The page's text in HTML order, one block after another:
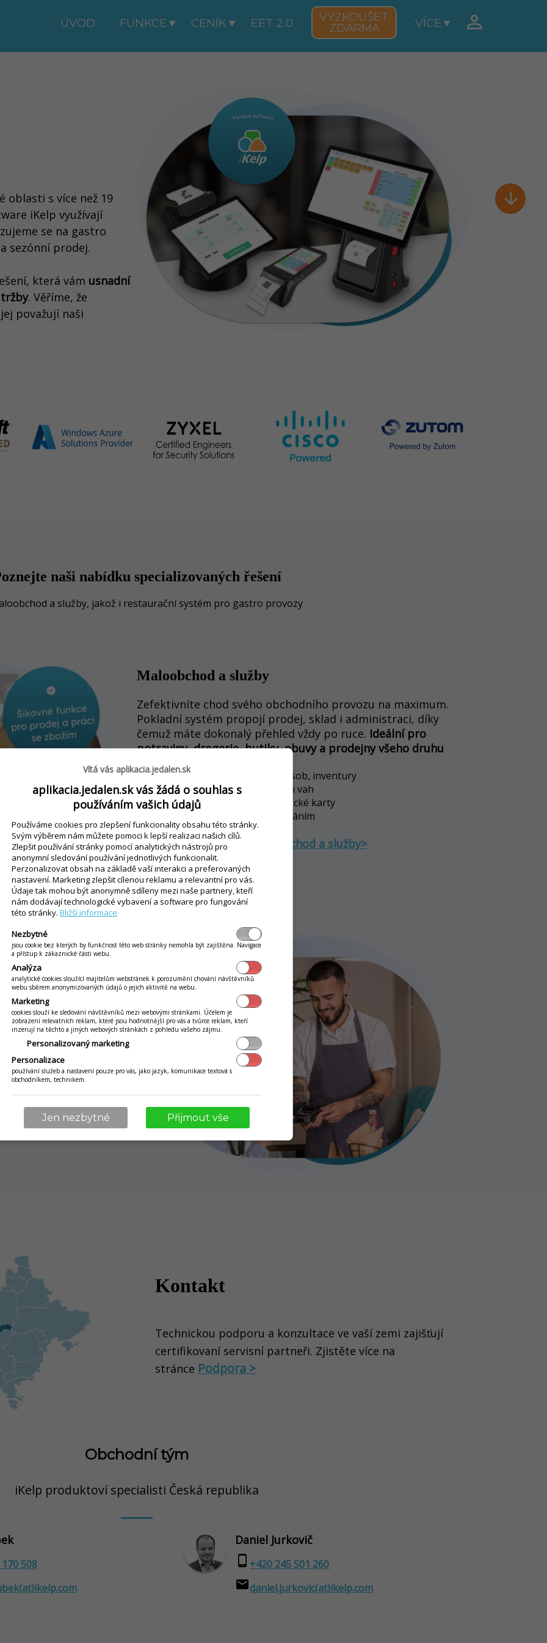
ÚVOD FUNKCE CENÍK EET 2.0 VYZKOUŠET
ZDARMA VÍCE


oblasti s více než 19
iKelp využívají
se na gastro
sezónní prodej.
která vám usnadní
. Věříme, že
považují naši
naši nabídku specializovaných řešení
a služby, jakož i restaurační systém pro gastro provozy
Maloobchod a služby
Zefektivníte chod svého obchodního provozu na maximum.
Pokladní systém propojí prodej, sklad i administraci, díky
čemuž máte dokonalý přehled vždy po ruce. Ideální pro
potraviny, drogerie, butiky, obuvy a prodejny všeho druhu
- Statistiky prodeje, skladových zásob, inventury
- Podpora snímačů, elektronických vah
- Věrnostní systém, akce a zákaznické karty
- Administrativa se snadným ovládáním
Přejít na stránku pro maloobchod a služby>
bary, terasy a
zastřeší potřeby
ale i potřeby
a bezvadná řešení
Kontakt
Technickou podporu a konzultace ve vaší zemi zajišťují
certifikovaní servisní partneři. Zjistěte více na
stránce Podpora >
Obchodní tým
iKelp produktoví specialisti Česká republika
508
Daniel Jurkovič
phone_android +420 245 501 260
emaildaniel.jurkovic(at)ikelp.com
Vítá vás aplikacia.jedalen.sk
aplikacia.jedalen.sk vás žádá o souhlas s
používáním vašich údajů
Používáme cookies pro zlepšení funkcionality obsahu této stránky.
Svým výběrem nám můžete pomoci k lepší realizaci našich cílů.
Zlepšit používání stránky pomocí analytických nástrojů pro
anonymní sledování používání jednotlivých funkcionalit.
Perzonalizovat obsah na základě vaší interakci a preferovaných
nastavení. Marketing zlepšit cílenou reklamu a relevantní pro vás.
Údaje tak mohou být anonymně sdíleny mezi naše partnery, kteří
nám dodávají technologické vybavení a software pro fungování
této stránky. Bližší informace
Nezbytné
jsou cookie bez kterých by funkčnost této web stránky nemohla být zajištěna. Navigace
a přístup k zákaznické části webu.
Analýza
analytické cookies sloužící majitelům webstránek k porozumění chování návštěvníků
webu sběrem anonymizovaných údajů o jejich aktivitě na webu.
Marketing
cookies slouží ke sledování návštěvníků mezi webovými stránkami. Účelem je
zobrazení relevatních reklam, které jsou hodnotnější pro vás a tvůrce reklam, kteří
inzerují na těchto a jiných webových stránkách z pohledu vašeho zájmu.
Personalizovaný marketing
Personalizace
používání služeb a nastavení pouze pro vás, jako jazyk, komunikace textová s
obchodníkem, technikem.
Jen nezbytné Přijmout vše